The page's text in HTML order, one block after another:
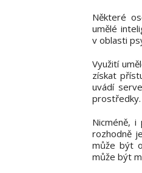
Některé
umělé
v oblasti
Využití
získat
uvádí
prostředky.
Nicméně,
rozhodně
může být
může být